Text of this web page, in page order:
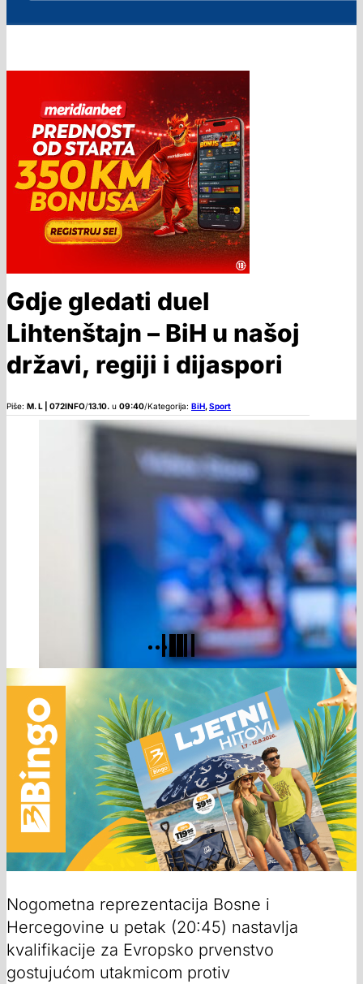
Gdje gledati duel
Lihtenštajn – BiH u našoj
državi, regiji i dijaspori
Piše: M. L | 072INFO/13.10. u 09:40/Kategorija: BiH,Sport
Nogometna reprezentacija Bosne i
Hercegovine u petak (20:45) nastavlja
kvalifikacije za Evropsko prvenstvo
gostujućom utakmicom protiv